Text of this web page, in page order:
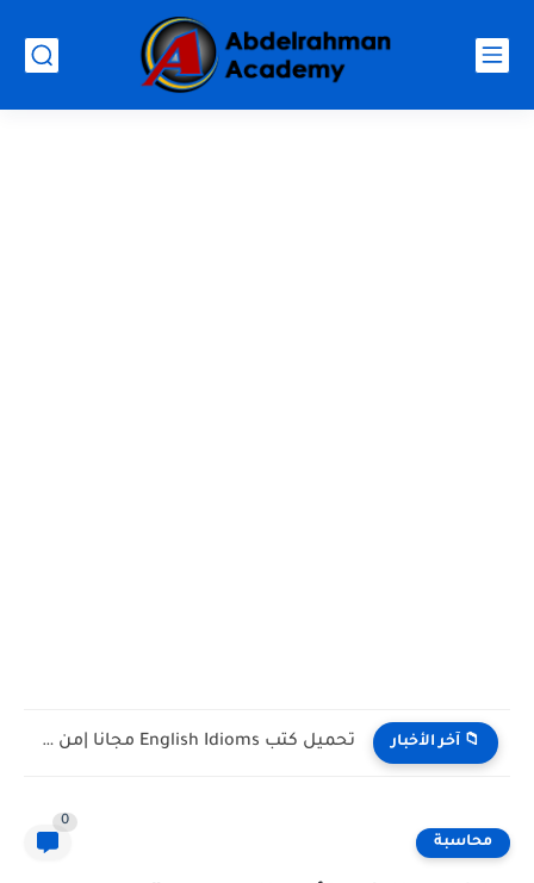
📁 آخر الأخبار تحميل كتب English Idioms مجانا |من كامبريدج English Phrasal Verbs...
محاسبة
0